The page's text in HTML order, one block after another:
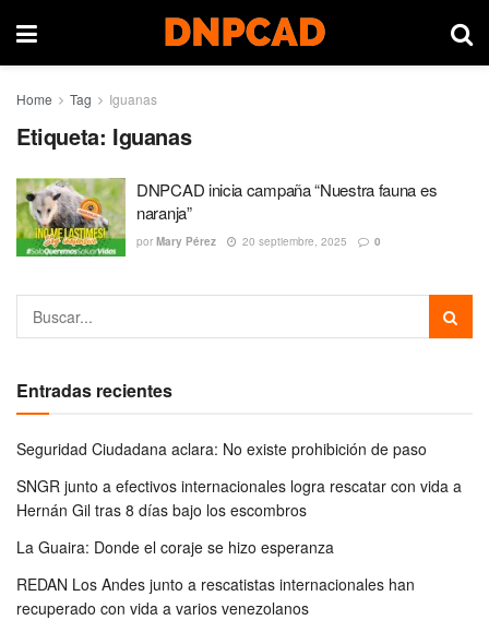
Home Tag Iguanas
Etiqueta: Iguanas
DNPCAD inicia campaña “Nuestra fauna es
naranja”
por Mary Pérez 20 septiembre, 2025 0
Entradas recientes
Seguridad Ciudadana aclara: No existe prohibición de paso
SNGR junto a efectivos internacionales logra rescatar con vida a
Hernán Gil tras 8 días bajo los escombros
La Guaira: Donde el coraje se hizo esperanza
REDAN Los Andes junto a rescatistas internacionales han
recuperado con vida a varios venezolanos